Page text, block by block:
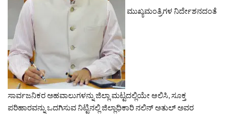
ಮುಖ್ಯಮಂತ್ರಿಗಳ ನಿರ್ದೇಶನದಂತೆ
ಸಾರ್ವಜನಿಕರ ಅಹವಾಲುಗಳನ್ನು ಜಿಲ್ಲಾ ಮಟ್ಟದಲ್ಲಿಯೇ ಆಲಿಸಿ, ಸೂಕ್ತ
ಪರಿಹಾರವನ್ನು ಒದಗಿಸುವ ನಿಟ್ಟಿನಲ್ಲಿ ಜಿಲ್ಲಾಧಿಕಾರಿ ನಲಿನ್ ಅತುಲ್ ಅವರ